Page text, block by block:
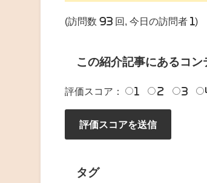
(訪問数 93 回, 今日の訪問者 1)
この紹介記事にあるコン
評価スコア： 1 2 3
タグ